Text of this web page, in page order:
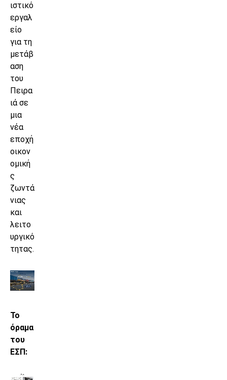
ιστικό
εργαλ
είο
για τη
μετάβ
αση
του
Πειρα
ιά σε
μια
νέα
εποχή
οικον
ομική
ς
ζωντά
νιας
και
λειτο
υργικό
τητας.
Το
όραμα
του
ΕΣΠ: